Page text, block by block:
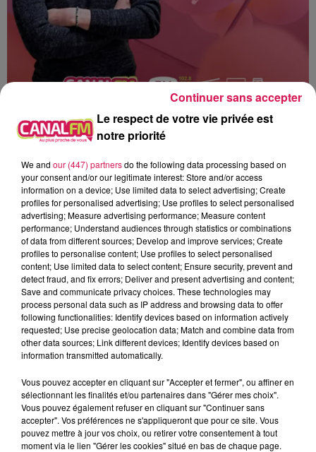
Canal fm
Geoffrey Deloux
16.06.2026 - Suivi, le bilan avec Stéphanie
0:00 3 min 7 sec
16 juin 2026 - 3 min 7 sec
16.06.2026 - SUIVI, LE BILAN AVEC STÉPHANIE
Revivez les meilleurs moments de la Ligne des Auditeurs
Le respect de votre vie privée est
notre priorité
We and our (447) partnersdo the following data processing based on
your consent and/or our legitimate interest: Store and/or access
information on a device; Use limited data to select advertising; Create
profiles for personalised advertising; Use profiles to select personalised
advertising; Measure advertising performance; Measure content
performance; Understand audiences through statistics or combinations
of data from different sources; Develop and improve services; Create
profiles to personalise content; Use profiles to select personalised
content; Use limited data to select content; Ensure security, prevent and
detect fraud, and fix errors; Deliver and present advertising and content;
Save and communicate privacy choices. These technologies may
process personal data such as IP address and browsing data to offer
following functionalities: Identify devices based on information actively
requested; Use precise geolocation data; Match and combine data from
other data sources; Link different devices; Identify devices based on
information transmitted automatically.
Vous pouvez accepter en cliquant sur "Accepter et fermer", ou affiner en
sélectionnant les finalités et/ou partenaires dans "Gérer mes choix".
Vous pouvez également refuser en cliquant sur "Continuer sans
accepter". Vos préférences ne s'appliqueront que pour ce site. Vous
pouvez mettre à jour vos choix, ou retirer votre consentement à tout
moment via le lien "Gérer les cookies" situé en bas de chaque page.
Continuer sans accepter